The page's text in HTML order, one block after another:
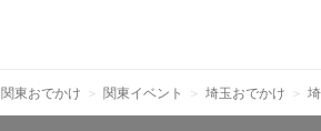
関東おでかけ 関東イベント 埼玉おでかけ